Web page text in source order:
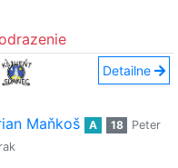
Detailne
Maňkoš A 18
Peter